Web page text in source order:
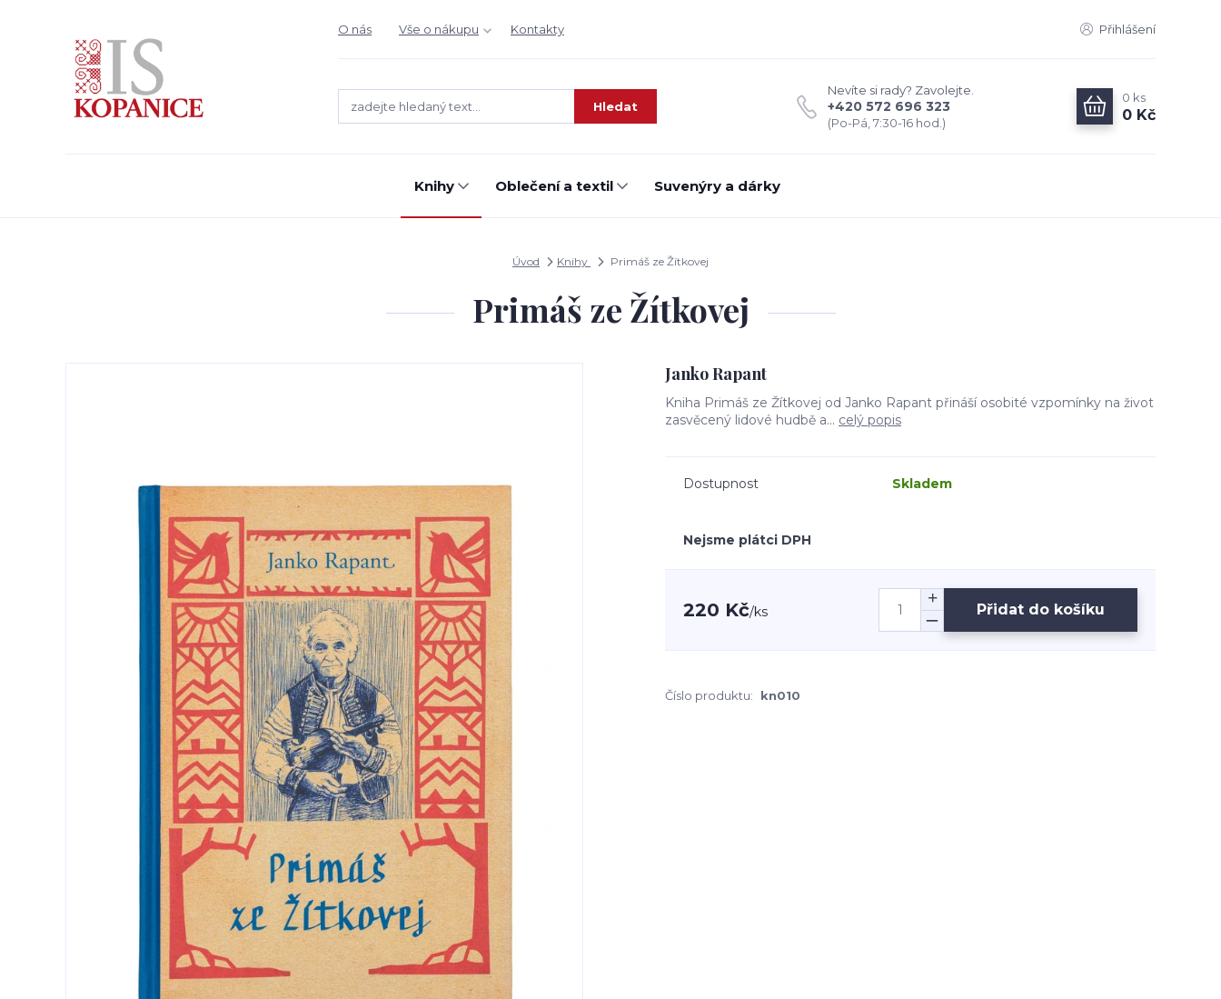
O nás Vše o nákupu Kontakty Přihlášení
Hledat
Nevíte si rady? Zavolejte.
+420 572 696 323
(Po-Pá, 7:30-16 hod.)
0 ks
0 Kč
Knihy Oblečení a textil Suvenýry a dárky
Úvod Knihy Primáš ze Žítkovej
Primáš ze Žítkovej
Janko Rapant
Kniha Primáš ze Žítkovej od Janko Rapant přináší osobité vzpomínky na život
zasvěcený lidové hudbě a... celý popis
Dostupnost Skladem
Nejsme plátci DPH
220 Kč/ks Přidat do košíku
Číslo produktu: kn010